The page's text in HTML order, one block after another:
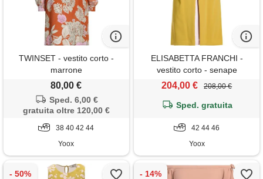
TWINSET - vestito corto -
marrone
80,00 €
Sped. 6,00 €
gratuita oltre 120,00 €
38 40 42 44
Yoox
ELISABETTA FRANCHI -
vestito corto - senape
204,00 € 208,00 €
Sped. gratuita
42 44 46
Yoox